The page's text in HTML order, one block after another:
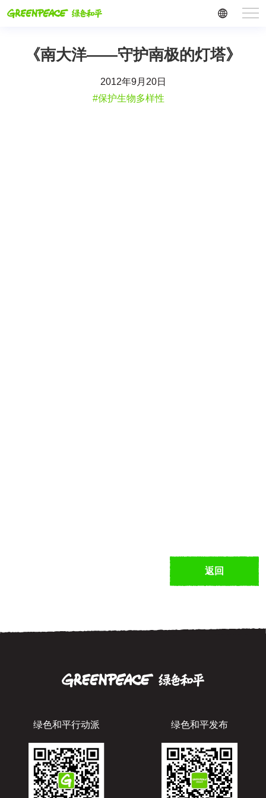
《南大洋——守护南极的灯塔》
2012年9月20日
#保护生物多样性
返回
绿色和平行动派 绿色和平发布